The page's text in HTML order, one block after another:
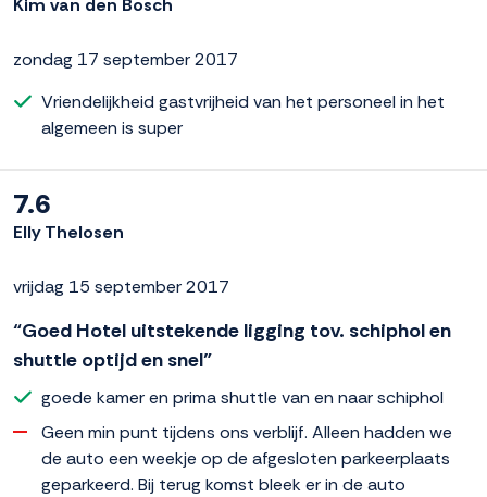
zondag 17 september 2017
Vriendelijkheid gastvrijheid van het personeel in het
algemeen is super
7.6
Elly Thelosen
vrijdag 15 september 2017
“Goed Hotel uitstekende ligging tov. schiphol en
shuttle optijd en snel”
goede kamer en prima shuttle van en naar schiphol
Geen min punt tijdens ons verblijf. Alleen hadden we
de auto een weekje op de afgesloten parkeerplaats
geparkeerd. Bij terug komst bleek er in de auto